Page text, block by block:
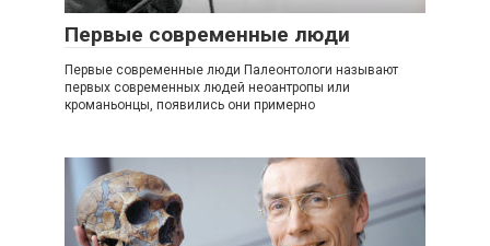
Первые современные люди
Первые современные люди Палеонтологи называют
первых современных людей неоантропы или
кроманьонцы, появились они примерно